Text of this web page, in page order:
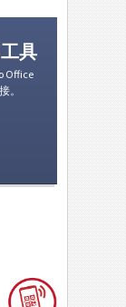
具
Office
。